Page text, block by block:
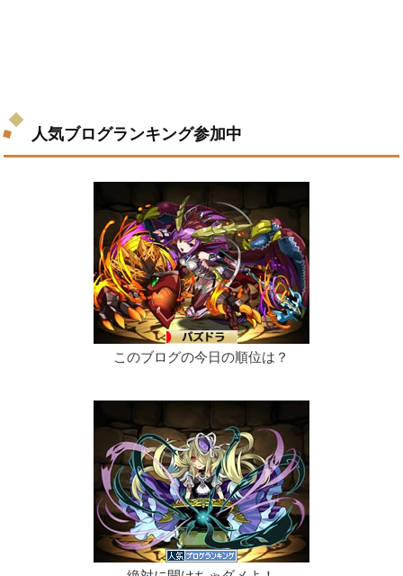
人気ブログランキング参加中
このブログの今日の順位は？